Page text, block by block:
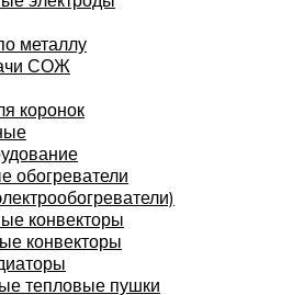
металлу
СОЖ
коронок
обогреватели
конвекторы
конвекторы
тепловые пушки